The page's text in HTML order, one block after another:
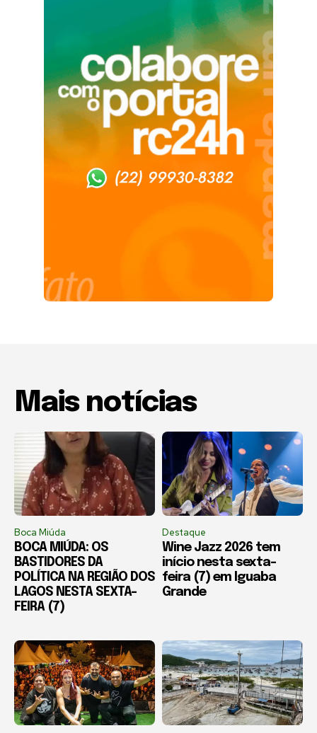
Mais notícias
Boca Miúda
BOCA MIÚDA: OS
BASTIDORES DA
POLÍTICA NA REGIÃO DOS
LAGOS NESTA SEXTA-
FEIRA (7)
Destaque
Wine Jazz 2026 tem
início nesta sexta-
feira (7) em Iguaba
Grande